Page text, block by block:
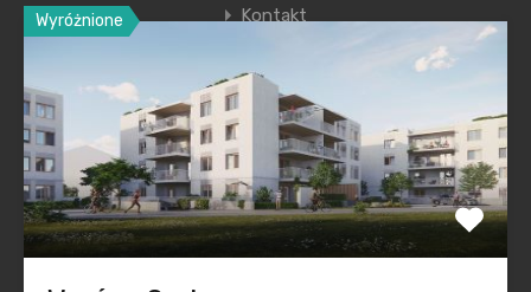
Wyróżnione
Kontakt
Ostatnie wpisy
Nowa era Filharmonii Krakowskiej
Premiera nowego etapu inwestycji Krakowskie
Przedmieście